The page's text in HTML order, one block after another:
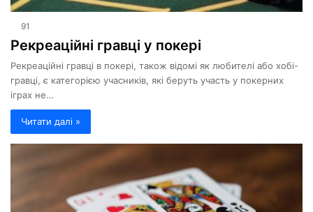
91
Рекреаційні гравці у покері
Рекреаційні гравці в покері, також відомі як любителі або хобі-
гравці, є категорією учасників, які беруть участь у покерних
іграх не…
Читати далі »